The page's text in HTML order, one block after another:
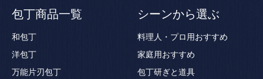
包丁商品一覧
和包丁
洋包丁
万能片刃包丁
シーンから選ぶ
料理人・プロ用おすすめ
家庭用おすすめ
包丁研ぎと道具